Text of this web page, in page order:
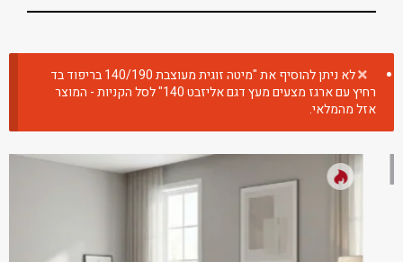
לא ניתן להוסיף את "מיטה זוגית מעוצבת 140/190 בריפוד בד
רחיץ עם ארגז מצעים מעץ דגם אליזבט 140" לסל הקניות - המוצר
אזל מהמלאי.